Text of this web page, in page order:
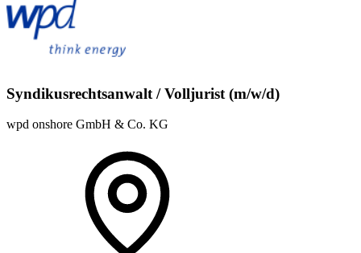
Syndikusrechtsanwalt / Volljurist (m/w/d)
wpd onshore GmbH & Co. KG